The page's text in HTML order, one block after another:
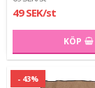
49 SEK/st
KÖP
- 43%